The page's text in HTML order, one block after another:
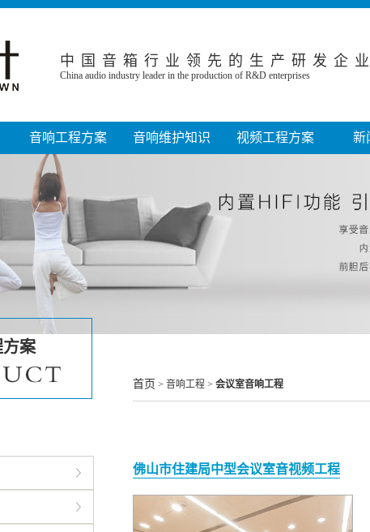
中国音箱行业领先的生产研发企业
China audio industry leader in the production of R&D enterprises
音响工程方案
家庭影院音响工程
小型电影院工程
KTV娱乐工程
会议室音响工程
教堂音响工程
酒店音响工程
企业单位音响工程
音响维护知识
音响保修和维护流程
音响工程运作模式
专业音响设备的维护保
视频工程方案
视频会议工程方案
多媒体教室配套方案
新
案
首页 > 音响工程 > 会议室音响工程
佛山市住建局中型会议室音视频工程